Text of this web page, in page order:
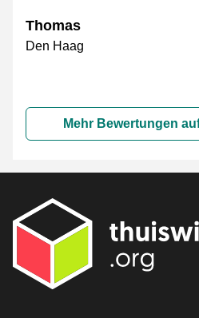
Thomas
Den Haag
Mehr Bewertungen